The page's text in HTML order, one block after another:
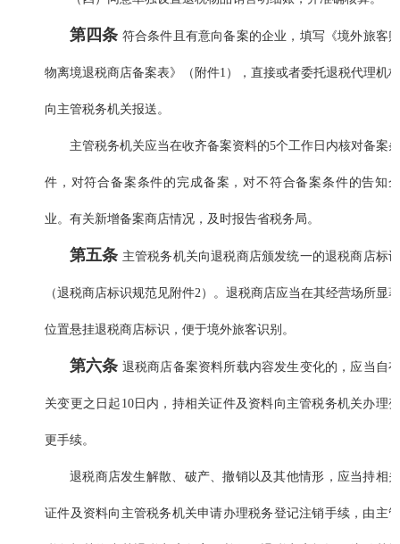
第四条 符合条件且有意向备案的企业，填写《境外旅客
物离境退税商店备案表》（附件1），直接或者委托退税代理机构
向主管税务机关报送。
主管税务机关应当在收齐备案资料的5个工作日内核对备案条
件，对符合备案条件的完成备案，对不符合备案条件的告知企
业。有关新增备案商店情况，及时报告省税务局。
第五条 主管税务机关向退税商店颁发统一的退税商店标
（退税商店标识规范见附件2）。退税商店应当在其经营场所显著
位置悬挂退税商店标识，便于境外旅客识别。
第六条 退税商店备案资料所载内容发生变化的，应当自
关变更之日起10日内，持相关证件及资料向主管税务机关办理变
更手续。
退税商店发生解散、破产、撤销以及其他情形，应当持相关
证件及资料向主管税务机关申请办理税务登记注销手续，由主管